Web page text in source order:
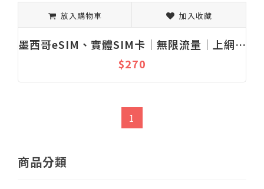
放入購物車 加入收藏
墨西哥eSIM、實體SIM卡│無限流量│上網吃到飽│固定流量│1-30天
$270
1
商品分類